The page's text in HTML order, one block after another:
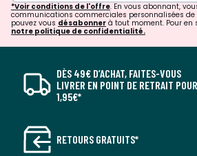
*Voir conditions de l'offre. En vous abonnant,
communications commerciales personnalisées de
pouvez vous désabonner à tout moment. Pour en
notre politique de confidentialité.
DÈS 49€ D’ACHAT, FAITES-VOUS
LIVRER EN POINT DE RETRAIT POUR
1,95€*
RETOURS GRATUITS*